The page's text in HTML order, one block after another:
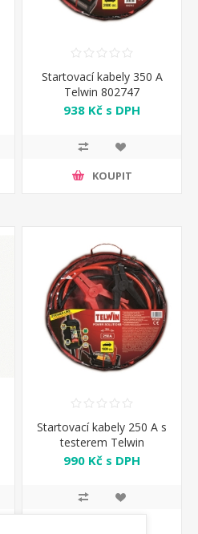
Startovací kabely 350 A
Telwin 802747
938 Kč s DPH
KOUPIT
Startovací kabely 250 A s
testerem Telwin
990 Kč s DPH